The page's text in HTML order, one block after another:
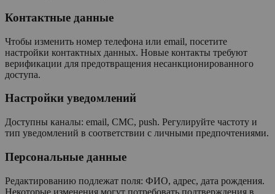
Контактные данные
Чтобы изменить номер телефона или email, посетите
настройки контактных данных. Новые контакты требуют
верификации для предотвращения несанкционированного
доступа.
Настройки уведомлений
Доступны каналы: email, СМС, push. Регулируйте частоту и
тип уведомлений в соответствии с личными предпочтениями.
Персональные данные
Редактированию подлежат поля: ФИО, адрес, дата рождения.
Некоторые изменения могут потребовать подтверждения в